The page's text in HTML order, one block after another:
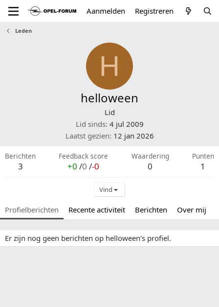
Aanmelden Registreren
Leden
H
helloween
Lid
Lid sinds 4 jul 2009
Laatst gezien 12 jan 2026
Berichten
3
Feedback score
+0 /0 /-0
Waardering
0
Punten
1
Vind
Profielberichten Recente activiteit Berichten Over mij
Er zijn nog geen berichten op helloween's profiel.